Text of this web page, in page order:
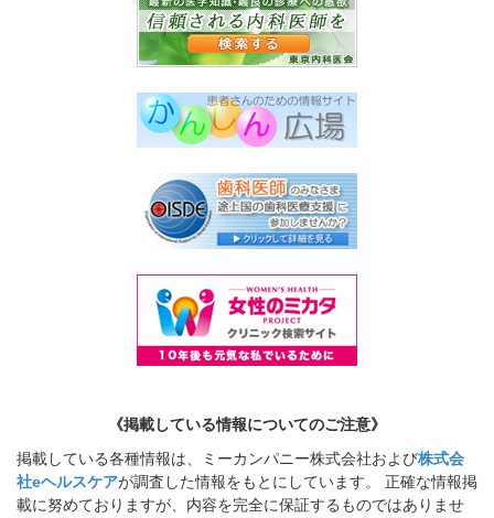
《掲載している情報についてのご注意》
掲載している各種情報は、ミーカンパニー株式会社および株式会
社eヘルスケアが調査した情報をもとにしています。 正確な情報掲
載に努めておりますが、内容を完全に保証するものではありませ